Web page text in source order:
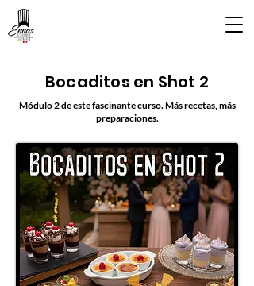
Bocaditos en Shot 2
Módulo 2 de este fascinante curso. Más recetas, más
preparaciones.